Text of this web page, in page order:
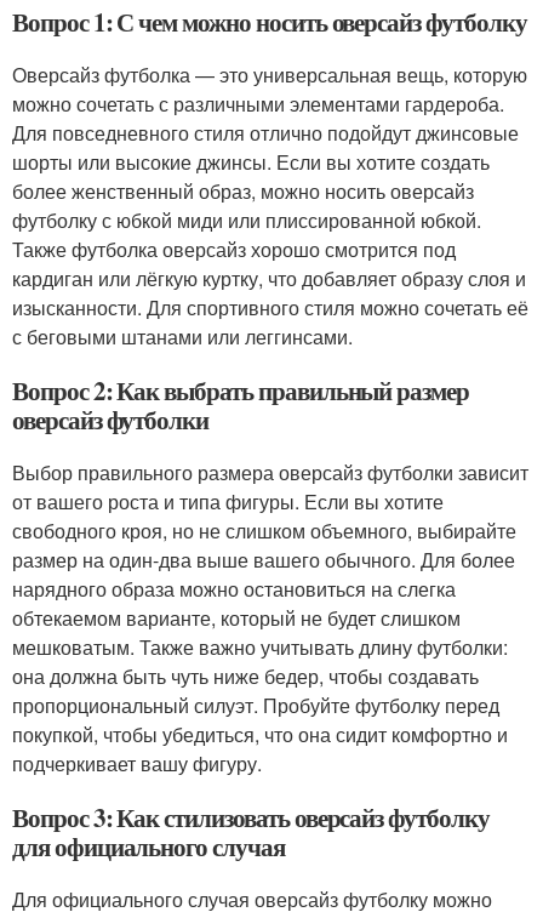
Вопрос 1: С чем можно носить оверсайз футболку
Оверсайз футболка — это универсальная вещь, которую
можно сочетать с различными элементами гардероба.
Для повседневного стиля отлично подойдут джинсовые
шорты или высокие джинсы. Если вы хотите создать
более женственный образ, можно носить оверсайз
футболку с юбкой миди или плиссированной юбкой.
Также футболка оверсайз хорошо смотрится под
кардиган или лёгкую куртку, что добавляет образу слоя и
изысканности. Для спортивного стиля можно сочетать её
с беговыми штанами или леггинсами.
Вопрос 2: Как выбрать правильный размер
оверсайз футболки
Выбор правильного размера оверсайз футболки зависит
от вашего роста и типа фигуры. Если вы хотите
свободного кроя, но не слишком объемного, выбирайте
размер на один-два выше вашего обычного. Для более
нарядного образа можно остановиться на слегка
обтекаемом варианте, который не будет слишком
мешковатым. Также важно учитывать длину футболки:
она должна быть чуть ниже бедер, чтобы создавать
пропорциональный силуэт. Пробуйте футболку перед
покупкой, чтобы убедиться, что она сидит комфортно и
подчеркивает вашу фигуру.
Вопрос 3: Как стилизовать оверсайз футболку
для официального случая
Для официального случая оверсайз футболку можно